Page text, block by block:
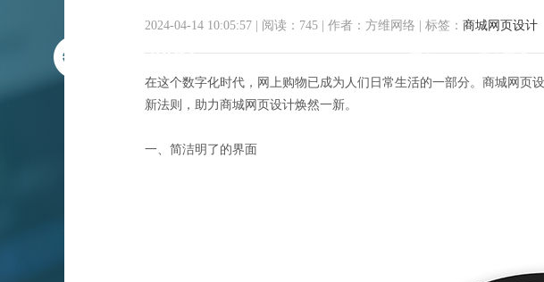
首页 关于方维
2024-04-14 10:05:57 阅读：745 作者：方维网络 标签： 商城网页设计
在这个数字化时代，网上购物已成为人们日常生活的一部分。商城网页
新法则，助力商城网页设计焕然一新。
一、简洁明了的界面